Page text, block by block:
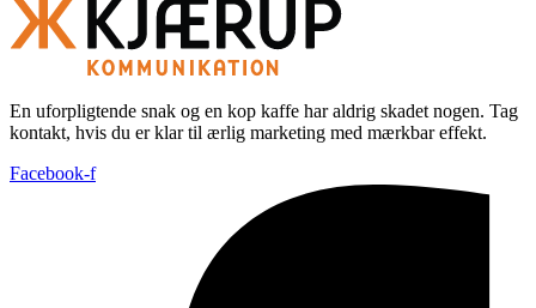
En uforpligtende snak og en kop kaffe har aldrig skadet nogen. Tag
kontakt, hvis du er klar til ærlig marketing med mærkbar effekt.
Facebook-f